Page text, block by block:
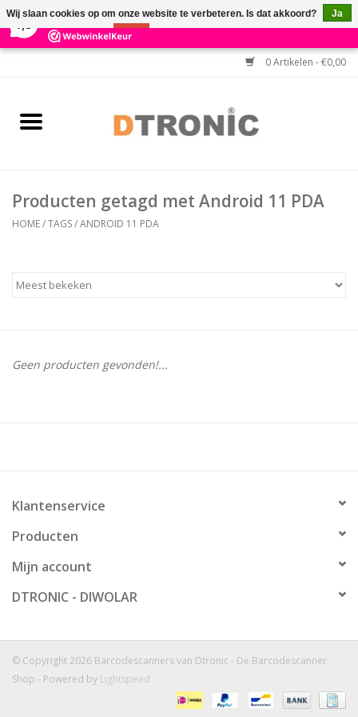
3 Reviews ×
0 Artikelen - €0,00
BARCODESCANNERS
HULP BIJ INSTALLATIE
Producten getagd met Android 11 PDA
HOME/TAGS/ANDROID 11 PDA
Geen producten gevonden!...
Klantenservice
Producten
Mijn account
DTRONIC - DIWOLAR
© Copyright 2026 Barcodescanners van Dtronic - De Barcodescanner
Shop - Powered by Lightspeed
Wij slaan cookies op om onze website te verbeteren. Is dat akkoord?
Ja
Nee